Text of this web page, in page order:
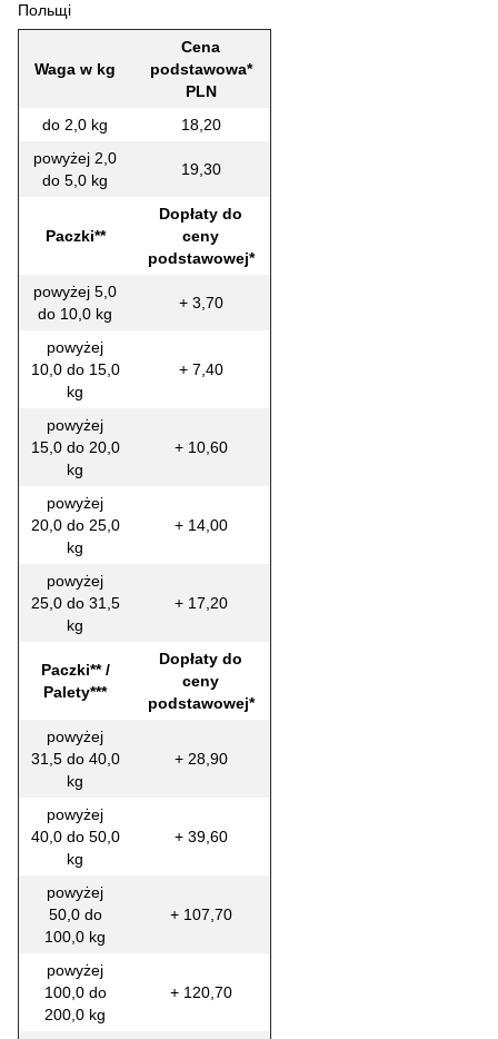
Польщі
Waga w kg
Cena
podstawowa*
PLN
do 2,0 kg
18,20
powyżej 2,0
do 5,0 kg
19,30
Paczki**
Dopłaty do
ceny
podstawowej*
powyżej 5,0
do 10,0 kg
+ 3,70
powyżej
10,0 do 15,0
kg
+ 7,40
powyżej
15,0 do 20,0
kg
+ 10,60
powyżej
20,0 do 25,0
kg
+ 14,00
powyżej
25,0 do 31,5
kg
+ 17,20
Paczki** /
Palety***
Dopłaty do
ceny
podstawowej*
powyżej
31,5 do 40,0
kg
+ 28,90
powyżej
40,0 do 50,0
kg
+ 39,60
powyżej
50,0 do
100,0 kg
+ 107,70
powyżej
100,0 do
200,0 kg
+ 120,70